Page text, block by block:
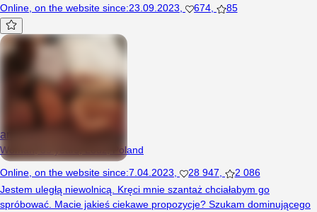
Online on the website since:23.09.2023 674 85
aniusiapizdusia
Woman, 35 years, Łódź, Poland
Online on the website since:7.04.2023 28 947
2 086
Jestem uległą niewolnicą. Kręci mnie szantaż chciałabym go
spróbować. Macie jakieś ciekawe propozycje? Szukam dominującego